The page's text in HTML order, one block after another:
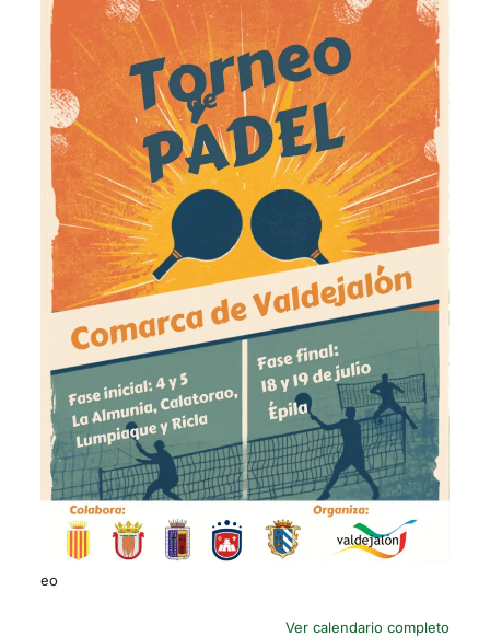
eo
Ver calendario completo